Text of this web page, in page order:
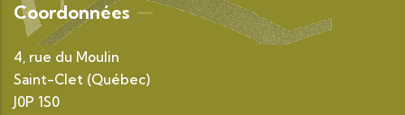
Coordonnées
4, rue du Moulin
Saint-Clet (Québec)
J0P 1S0